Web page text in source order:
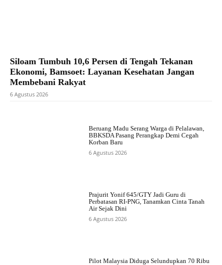
Siloam Tumbuh 10,6 Persen di Tengah Tekanan
Ekonomi, Bamsoet: Layanan Kesehatan Jangan
Membebani Rakyat
6 Agustus 2026
Beruang Madu Serang Warga di Pelalawan,
BBKSDA Pasang Perangkap Demi Cegah
Korban Baru
6 Agustus 2026
Prajurit Yonif 645/GTY Jadi Guru di
Perbatasan RI-PNG, Tanamkan Cinta Tanah
Air Sejak Dini
6 Agustus 2026
Pilot Malaysia Diduga Selundupkan 70 Ribu